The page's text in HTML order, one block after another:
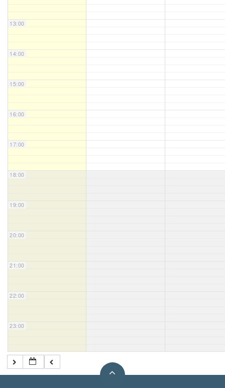
Unser Bijou
VS-Intern
13:00
14:00
15:00
16:00
17:00
18:00
19:00
20:00
21:00
22:00
23:00